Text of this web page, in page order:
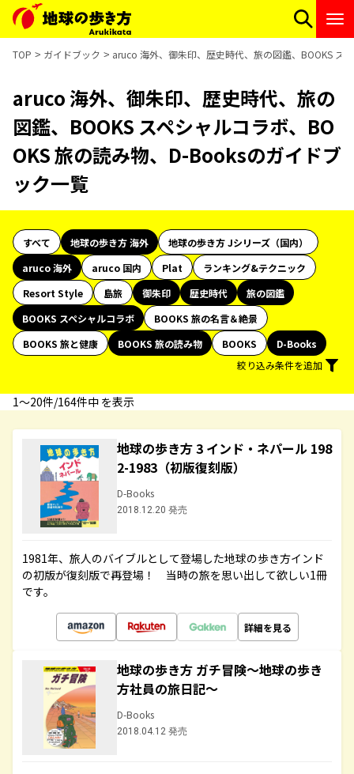
TOP ガイドブック aruco 海外、御朱印、歴史時代、旅の図鑑、BOOKS ス
aruco 海外、御朱印、歴史時代、旅の
図鑑、BOOKS スペシャルコラボ、BO
OKS 旅の読み物、D-Booksのガイドブ
ック一覧
すべて 地球の歩き方 海外
地球の歩き方 Jシリーズ（国内）
aruco 海外
aruco 国内 Plat
ランキング&テクニック
Resort Style
島旅 御朱印 歴史時代
旅の図鑑
BOOKS スペシャルコラボ
BOOKS 旅の名言＆絶景
BOOKS 旅と健康
BOOKS 旅の読み物 BOOKS
D-Books
絞り込み条件を追加
1〜20件/164件中 を表示
地球の歩き方 3 インド・ネパール 198
2-1983（初版復刻版）
D-Books
2018.12.20 発売
1981年、旅人のバイブルとして登場した地球の歩き方インド
の初版が復刻版で再登場！ 当時の旅を思い出して欲しい1冊
です。
詳細を見る
地球の歩き方 ガチ冒険～地球の歩き
方社員の旅日記～
D-Books
2018.04.12 発売